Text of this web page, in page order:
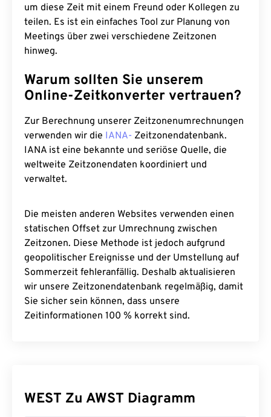
um diese Zeit mit einem Freund oder Kollegen zu
teilen. Es ist ein einfaches Tool zur Planung von
Meetings über zwei verschiedene Zeitzonen
hinweg.
Warum sollten Sie unserem
Online-Zeitkonverter vertrauen?
Zur Berechnung unserer Zeitzonenumrechnungen
verwenden wir die IANA- Zeitzonendatenbank.
IANA ist eine bekannte und seriöse Quelle, die
weltweite Zeitzonendaten koordiniert und
verwaltet.
Die meisten anderen Websites verwenden einen
statischen Offset zur Umrechnung zwischen
Zeitzonen. Diese Methode ist jedoch aufgrund
geopolitischer Ereignisse und der Umstellung auf
Sommerzeit fehleranfällig. Deshalb aktualisieren
wir unsere Zeitzonendatenbank regelmäßig, damit
Sie sicher sein können, dass unsere
Zeitinformationen 100 % korrekt sind.
WEST Zu AWST Diagramm